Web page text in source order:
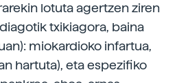
lotuta agertzen ziren
txikiagora, baina
miokardioko infartua,
hartuta), eta espezifiko